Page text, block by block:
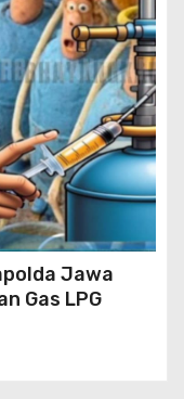
Jawa
Gas LPG
Bogor
Tim